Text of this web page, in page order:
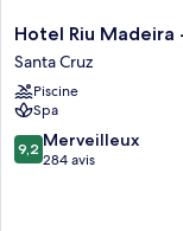
Hotel
Riu
Madeira
-
All
Inclusive
Santa
Hotel Riu Madeira
Santa Cruz
Piscine
Spa
9.2
sur
9,2 Merveilleux
284 avis